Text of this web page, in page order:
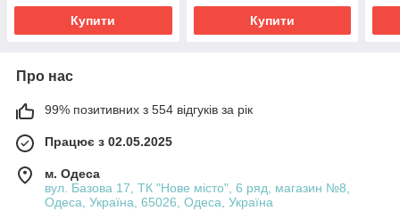
Купити Купити
Про нас
99% позитивних з 554 відгуків за рік
Працює з 02.05.2025
м. Одеса
вул. Базова 17, ТК "Нове місто", 6 ряд, магазин №8,
Одеса, Україна, 65026, Одеса, Україна